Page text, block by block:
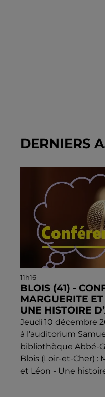
DERNIERS
11h16
BLOIS (41) -
MARGUERITE
UNE HISTOIRE
Jeudi 10 décembre
à l'auditorium
bibliothèque Abbé-
Blois (Loir-et-Cher) :
et Léon - Une